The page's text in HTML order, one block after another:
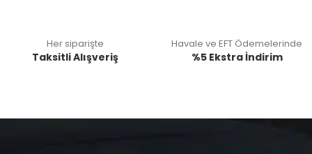
Her siparişte
Taksitli Alışveriş
Havale ve EFT Ödemelerinde
%5 Ekstra İndirim